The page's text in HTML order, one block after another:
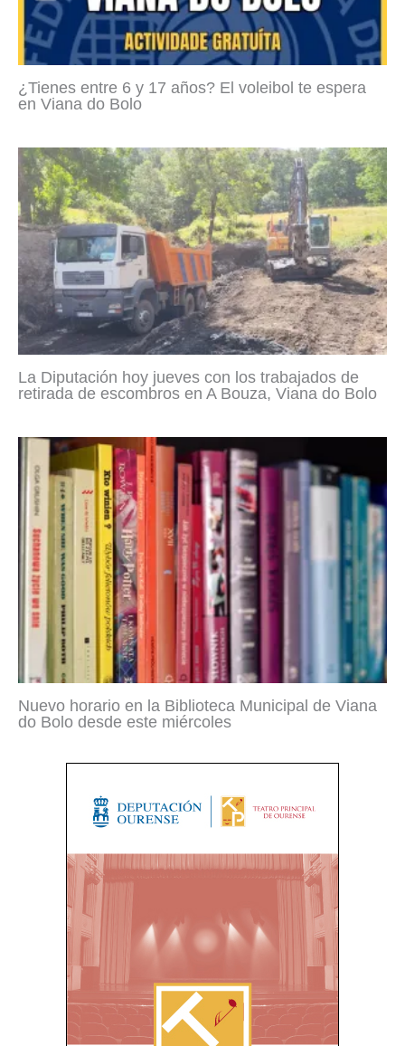
¿Tienes entre 6 y 17 años? El voleibol te espera
en Viana do Bolo
La Diputación hoy jueves con los trabajados de
retirada de escombros en A Bouza, Viana do Bolo
Nuevo horario en la Biblioteca Municipal de Viana
do Bolo desde este miércoles